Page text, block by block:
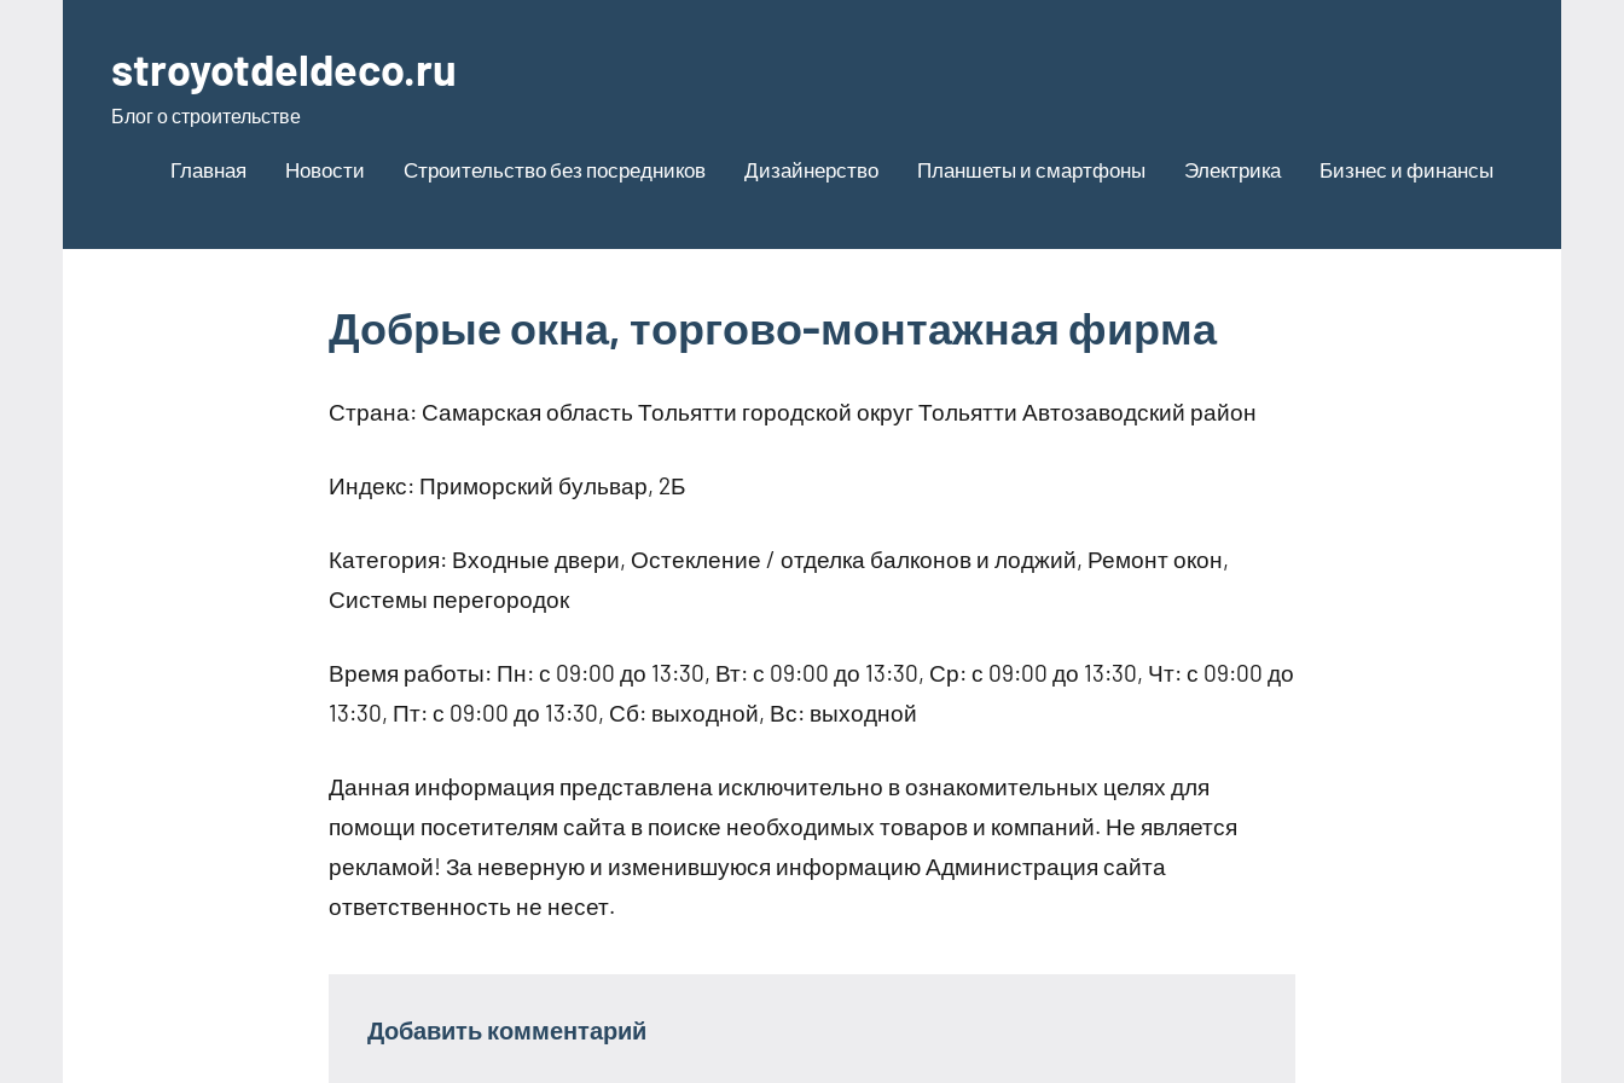
содержимому
stroyotdeldeco.ru
Блог о строительстве
Главная Новости Строительство без посредников Дизайнерство Планшеты и смартфоны Электрика Бизнес и финансы
Добрые окна, торгово-монтажная фирма
Страна: Самарская область Тольятти городской округ Тольятти Автозаводский район
Индекс: Приморский бульвар, 2Б
Категория: Входные двери, Остекление / отделка балконов и лоджий, Ремонт окон,
Системы перегородок
Время работы: Пн: с 09:00 до 13:30, Вт: с 09:00 до 13:30, Ср: с 09:00 до 13:30, Чт: с 09:00 до
13:30, Пт: с 09:00 до 13:30, Сб: выходной, Вс: выходной
Данная информация представлена исключительно в ознакомительных целях для
помощи посетителям сайта в поиске необходимых товаров и компаний. Не является
рекламой! За неверную и изменившуюся информацию Администрация сайта
ответственность не несет.
Добавить комментарий